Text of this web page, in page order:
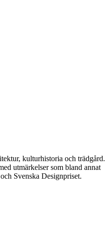
kulturhistoria och trädgård.
utmärkelser som bland annat
Svenska Designpriset.